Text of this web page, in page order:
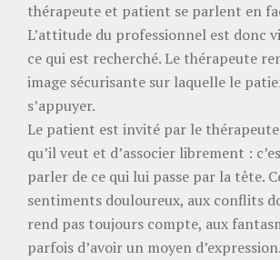
thérapeute et patient se parlent en
L’attitude du professionnel est donc
ce qui est recherché. Le thérapeute
image sécurisante sur laquelle le
s’appuyer.
Le patient est invité par le
qu’il veut et d’associer librement :
parler de ce qui lui passe par la tête.
sentiments douloureux, aux conflits
rend pas toujours compte, aux
parfois d’avoir un moyen